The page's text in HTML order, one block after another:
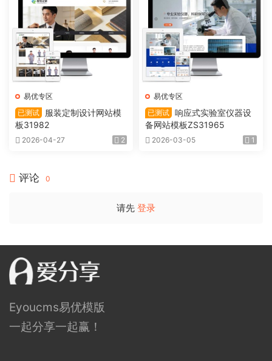
易优专区
已测试
服装定制设计网站模
板31982
2026-04-27 2
易优专区
已测试 响应式实验室仪器设
备网站模板ZS31965
2026-03-05 1
评论 0
请先 登录
Eyoucms易优模版
一起分享一起赢！